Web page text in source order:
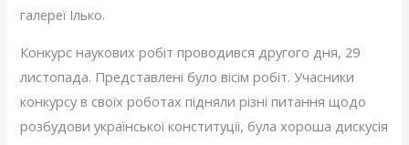
галереї Ілько.
Конкурс наукових робіт проводився другого дня, 29
листопада. Представлені було вісім робіт. Учасники
конкурсу в своїх роботах підняли різні питання щодо
розбудови української конституції, була хороша дискусія